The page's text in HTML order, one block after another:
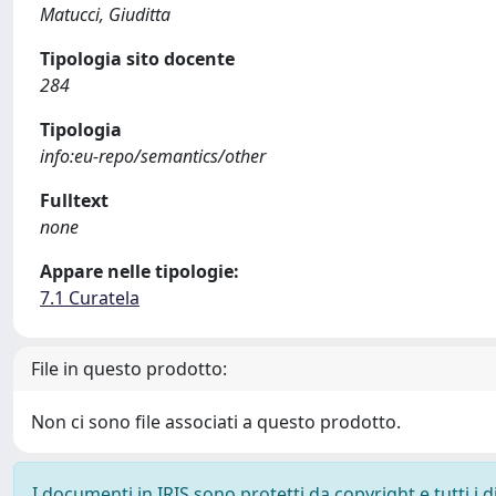
Matucci, Giuditta
Tipologia sito docente
284
Tipologia
info:eu-repo/semantics/other
Fulltext
none
Appare nelle tipologie:
7.1 Curatela
File in questo prodotto:
Non ci sono file associati a questo prodotto.